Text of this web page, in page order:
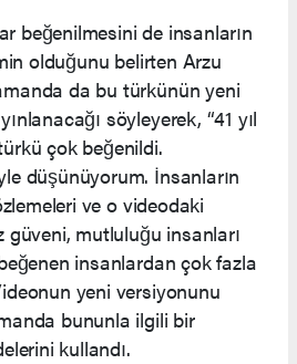
beğenilmesini de insanların
olduğunu belirten Arzu
da bu türkünün yeni
söyleyerek, “41 yıl
çok beğenildi.
düşünüyorum. İnsanların
ve o videodaki
güveni, mutluluğu insanları
insanlardan çok fazla
yeni versiyonunu
bununla ilgili bir
kullandı.